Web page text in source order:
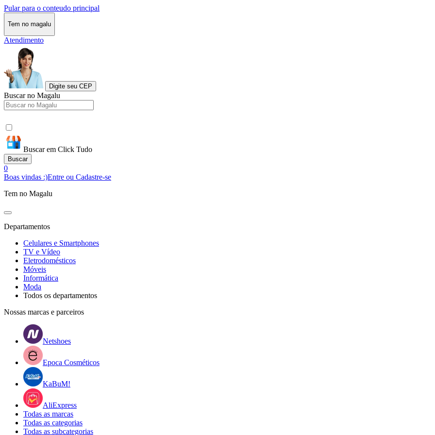
Pular para o conteudo principal
Tem no magalu
Atendimento
Digite seu CEP
Buscar no Magalu
Buscar em Click Tudo
Buscar
0
Boas vindas :)Entre ou Cadastre-se
Tem no Magalu
Departamentos
Celulares e Smartphones
TV e Vídeo
Eletrodomésticos
Móveis
Informática
Moda
Todos os departamentos
Nossas marcas e parceiros
Netshoes
Epoca Cosméticos
KaBuM!
AliExpress
Todas as marcas
Todas as categorias
Todas as subcategorias